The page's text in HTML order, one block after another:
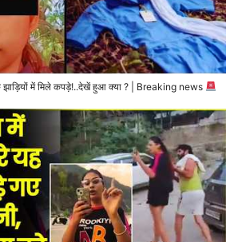
के झाड़ियों में मिले कपड़े!..देखें हुआ क्या ? | Breaking news